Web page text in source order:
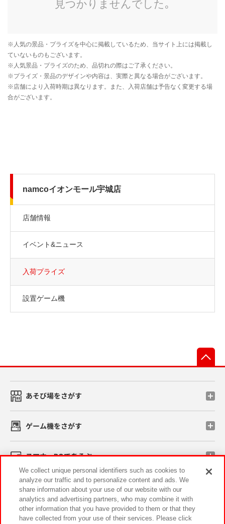
namcoイオンモール宇城店
店舗情報
イベント&ニュース
入荷プライズ
設置ゲーム機
あそび場をさがす
ゲーム機をさがす
スマホ・PCであそぶ
イベント・キャンペーン
We collect unique personal identifiers such as cookies to
analyze our traffic and to personalize content and ads. We
share information about your use of our website with our
analytics and advertising partners, who may combine it with
other information that you have provided to them or that they
have collected from your use of their services. Please click